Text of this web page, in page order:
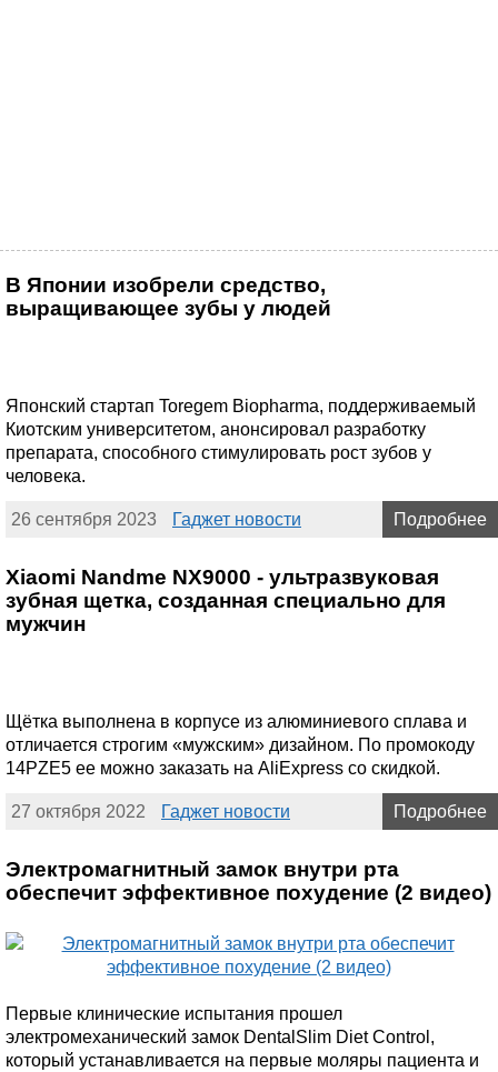
В Японии изобрели средство,
выращивающее зубы у людей
Японский стартап Toregem Biopharma, поддерживаемый
Киотским университетом, анонсировал разработку
препарата, способного стимулировать рост зубов у
человека.
26 сентября 2023 Гаджет новости Подробнее
Xiaomi Nandme NX9000 - ультразвуковая
зубная щетка, созданная специально для
мужчин
Щётка выполнена в корпусе из алюминиевого сплава и
отличается строгим «мужским» дизайном. По промокоду
14PZE5 ее можно заказать на AliExpress со скидкой.
27 октября 2022 Гаджет новости Подробнее
Электромагнитный замок внутри рта
обеспечит эффективное похудение (2 видео)
Первые клинические испытания прошел
электромеханический замок DentalSlim Diet Control,
который устанавливается на первые моляры пациента и